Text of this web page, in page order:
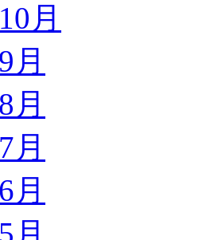
月
月
月
月
月